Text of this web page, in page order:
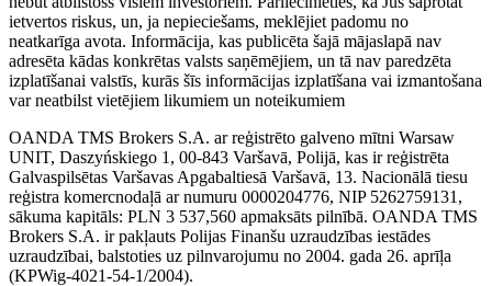
ietvertos riskus, un, ja nepieciešams, meklējiet padomu no
neatkarīga avota. Informācija, kas publicēta šajā mājaslapā nav
adresēta kādas konkrētas valsts saņēmējiem, un tā nav paredzēta
izplatīšanai valstīs, kurās šīs informācijas izplatīšana vai izmantošana
var neatbilst vietējiem likumiem un noteikumiem
OANDA TMS Brokers S.A. ar reģistrēto galveno mītni Warsaw
UNIT, Daszyńskiego 1, 00-843 Varšavā, Polijā, kas ir reģistrēta
Galvaspilsētas Varšavas Apgabaltiesā Varšavā, 13. Nacionālā tiesu
reģistra komercnodaļā ar numuru 0000204776, NIP 5262759131,
sākuma kapitāls: PLN 3 537,560 apmaksāts pilnībā. OANDA TMS
Brokers S.A. ir pakļauts Polijas Finanšu uzraudzības iestādes
uzraudzībai, balstoties uz pilnvarojumu no 2004. gada 26. aprīļa
(KPWig-4021-54-1/2004).